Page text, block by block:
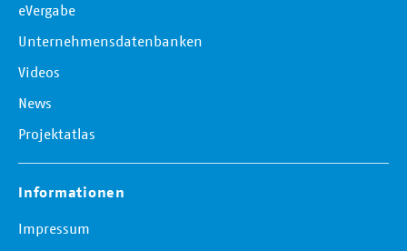
eVergabe
Unternehmensdatenbanken
Videos
News
Projektatlas
Informationen
Impressum